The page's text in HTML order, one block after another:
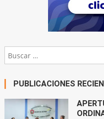
PUBLICACIONES